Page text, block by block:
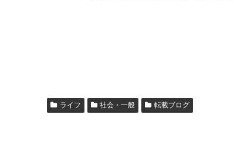
ライフ 社会・一般 転載ブログ